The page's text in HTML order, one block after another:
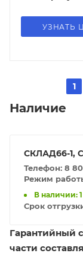
УЗНАТЬ
1
Наличие
СКЛАД66-1,
Телефон: 8
Режим
В наличии: 1
Срок
Гарантийный
части